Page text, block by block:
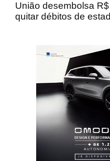
União desembolsa
quitar débitos de